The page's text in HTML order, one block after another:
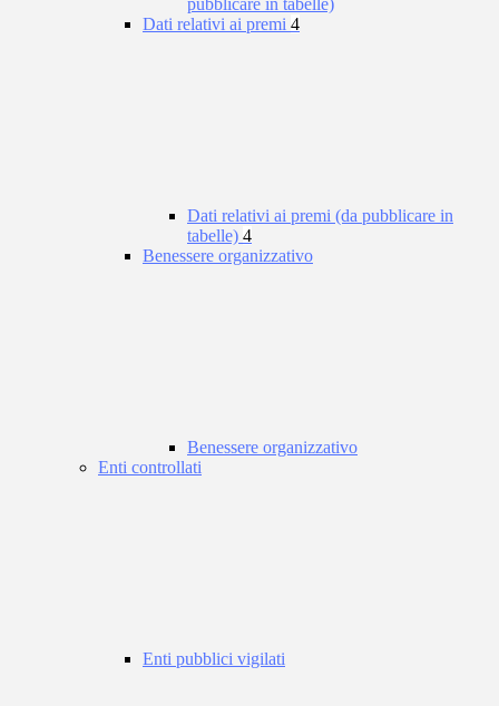
pubblicare in tabelle)
Dati relativi ai premi 4
Dati relativi ai premi (da pubblicare in
tabelle) 4
Benessere organizzativo
Benessere organizzativo
Enti controllati
Enti pubblici vigilati